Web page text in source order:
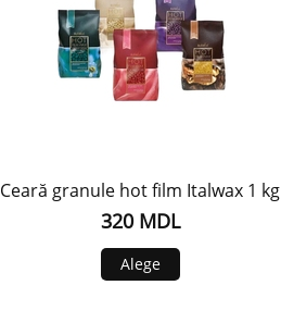
Ceară granule hot film Italwax 1 kg
320 MDL
Alege